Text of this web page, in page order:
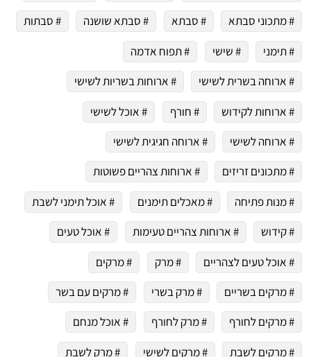
# מתכוני סבתא
# סבתא # סבתא שושנה
# סבתות
# תימני
# שישי
# תפוח אדמה
# ארוחה בשרית לשישי
# ארוחות בשריות לשישי
# ארוחות לקידוש
# חורף
# אוכל לשישי
# ארוחה לשישי
# ארוחה חגיגית לשישי
# מתכונים זריזים
# ארוחות צהריים פשוטות
# מנות פתיחה
# מאכלים תימנים
# אוכל תימני לשבת
# קידוש
# ארוחות צהריים טעימות
# אוכל טעים
# אוכל טעים לצהריים
# מרק
# מרקים
# מרקים בשריים
# מרק בשרי
# מרקים עם בשר
# מרקים לחורף
# מרק לחורף
# אוכל מנחם
# מרקים לשבת
# מרקים לשישי
# מרק לשבת